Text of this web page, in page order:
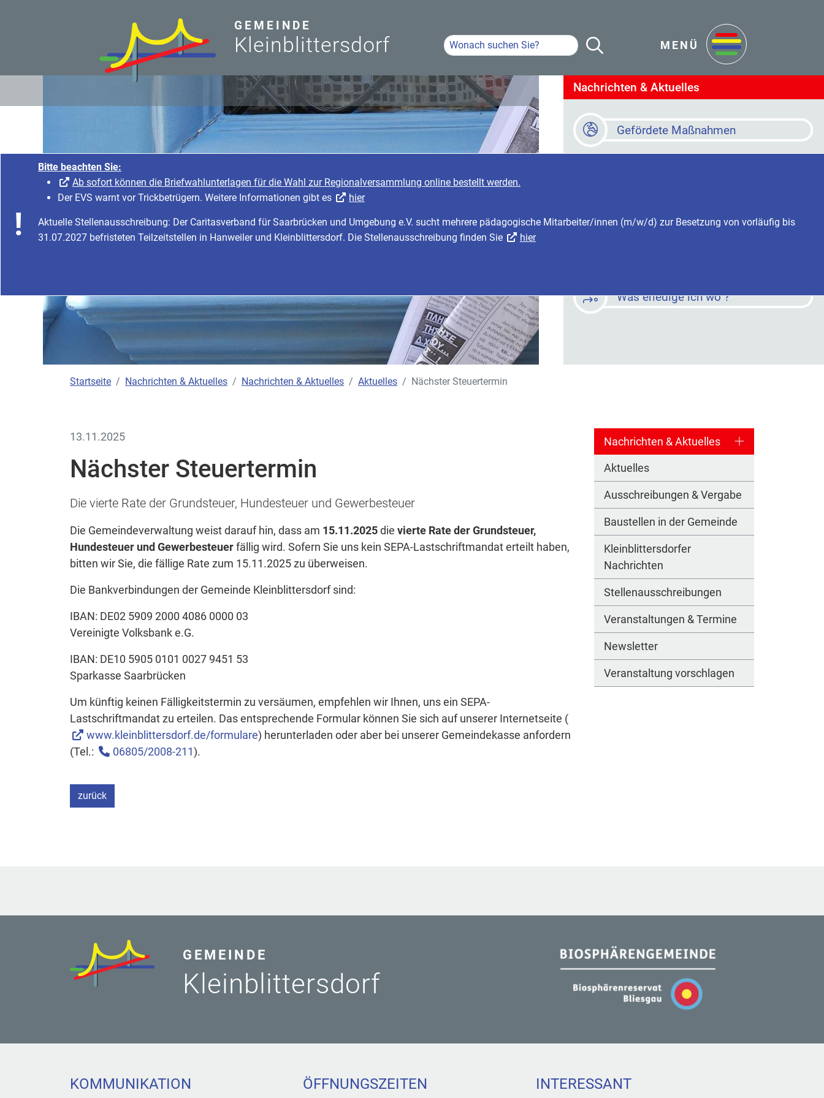
Bitte beachten Sie:
Ab sofort können die Briefwahlunterlagen für die Wahl zur Regionalversammlung online bestellt werden.
Der EVS warnt vor Trickbetrügern. Weitere Informationen gibt es
hier
Aktuelle Stellenausschreibung: Der Caritasverband für Saarbrücken und Umgebung e.V. sucht mehrere pädagogische Mitarbeiter/innen (m/w/d) zur Besetzung von vorläufig bis
31.07.2027 befristeten Teilzeitstellen in Hanweiler und Kleinblittersdorf. Die Stellenausschreibung finden Sie
hier
GEMEINDE
Kleinblittersdorf Volltextsuche
Hier Suchbegriff eingeben Suche Starten
MENÜ
Nachrichten & Aktuelles
Gefördete Maßnahmen
Was erledige ich wo ?
Startseite Nachrichten & Aktuelles Nachrichten & Aktuelles Aktuelles Nächster Steuertermin
Nachrichten & Aktuelles
Aktuelles
Ausschreibungen & Vergabe
Baustellen in der Gemeinde
Kleinblittersdorfer
Nachrichten
Stellenausschreibungen
Veranstaltungen & Termine
Newsletter
Veranstaltung vorschlagen
13.11.2025
Nächster Steuertermin
Die vierte Rate der Grundsteuer, Hundesteuer und Gewerbesteuer
Die Gemeindeverwaltung weist darauf hin, dass am 15.11.2025die vierte Rate der Grundsteuer,
Hundesteuer und Gewerbesteuerfällig wird. Sofern Sie uns kein SEPA-Lastschriftmandat erteilt haben,
bitten wir Sie, die fällige Rate zum 15.11.2025 zu überweisen.
Die Bankverbindungen der Gemeinde Kleinblittersdorf sind:
IBAN: DE02 5909 2000 4086 0000 03
Vereinigte Volksbank e.G.
IBAN: DE10 5905 0101 0027 9451 53
Sparkasse Saarbrücken
Um künftig keinen Fälligkeitstermin zu versäumen, empfehlen wir Ihnen, uns ein SEPA-
Lastschriftmandat zu erteilen. Das entsprechende Formular können Sie sich auf unserer Internetseite (
www.kleinblittersdorf.de/formulare) herunterladen oder aber bei unserer Gemeindekasse anfordern
(Tel.:
06805/2008-211).
zurück
GEMEINDE
Kleinblittersdorf
KOMMUNIKATION ÖFFNUNGSZEITEN INTERESSANT